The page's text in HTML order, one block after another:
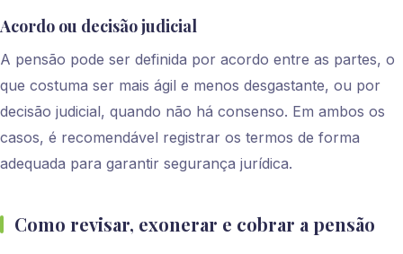
Acordo ou decisão judicial
A pensão pode ser definida por acordo entre as partes, o
que costuma ser mais ágil e menos desgastante, ou por
decisão judicial, quando não há consenso. Em ambos os
casos, é recomendável registrar os termos de forma
adequada para garantir segurança jurídica.
Como revisar, exonerar e cobrar a pensão